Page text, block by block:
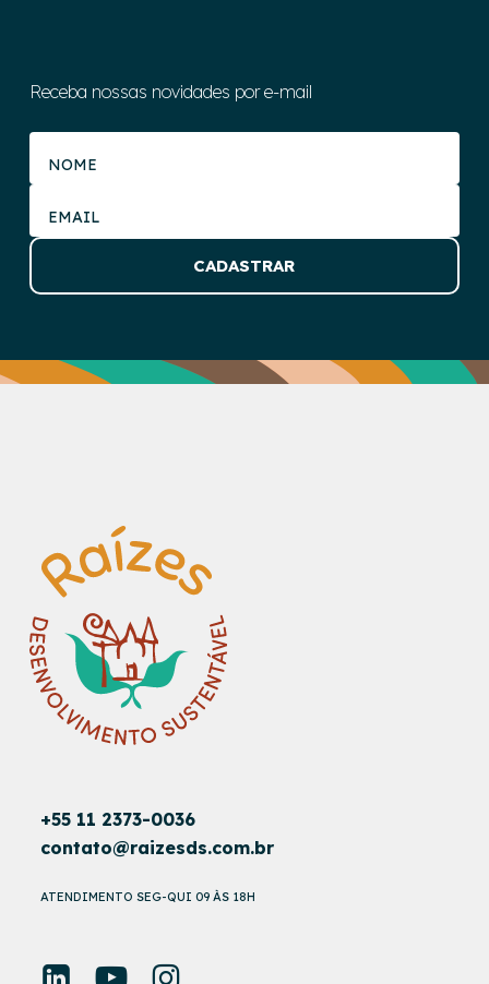
Receba nossas novidades por e-mail
+55 11 2373-0036
contato@raizesds.com.br
ATENDIMENTO SEG-QUI 09 ÀS 18H